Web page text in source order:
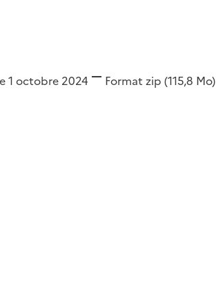
1 octobre 2024 Format zip (115,8 Mo)